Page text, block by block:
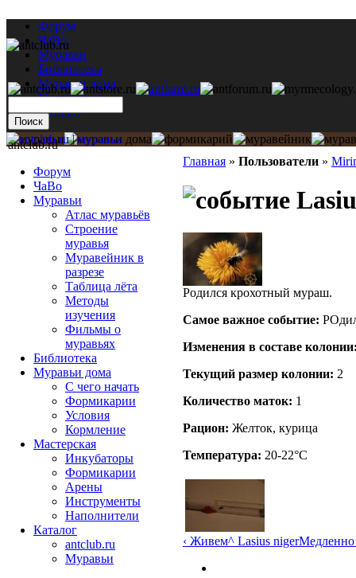
Форум
ЧаВо
Муравьи
Библиотека
Муравьи дома
Мастерская
Каталог
Главная » Пользователи »
Родился крохотный мураш.
Самое важное событие:
Изменения в составе
Текущий размер кoлонии: 2
Количество маток: 1
Рацион: Желток, курица
Температура: 20-22°C
‹ Живем^ Lasius nigerМедленно
antclub.ru
Форум
ЧаВо
Муравьи
Атлас муравьёв
Строение
муравья
Муравейник в
разрезе
Таблица лёта
Методы
изучения
Фильмы о
муравьях
Библиотека
Муравьи дома
С чего начать
Формикарии
Условия
Кормление
Мастерская
Инкубаторы
Формикарии
Арены
Инструменты
Наполнители
Каталог
antclub.ru
Муравьи